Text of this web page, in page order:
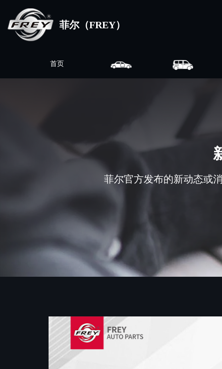
菲尔（FREY）
首页
菲尔官方发布的新动态或